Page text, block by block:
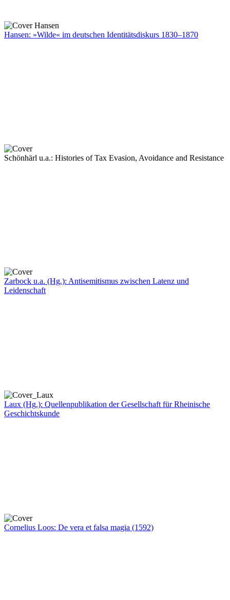
Hansen: »Wilde« im deutschen Identitätsdiskurs 1830–1870
Schönhärl u.a.: Histories of Tax Evasion, Avoidance and Resistance
Zarbock u.a. (Hg.): Antisemitismus zwischen Latenz und
Leidenschaft
Laux (Hg.): Quellenpublikation der Gesellschaft für Rheinische
Geschichtskunde
Cornelius Loos: De vera et falsa magia (1592)